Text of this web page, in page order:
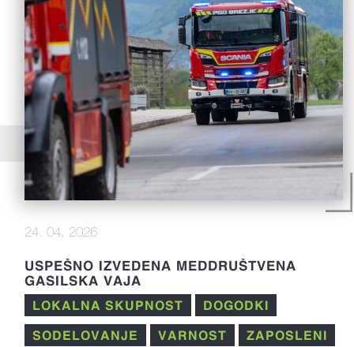
24. 04. 2026
USPEŠNO IZVEDENA MEDDRUŠTVENA
GASILSKA VAJA
LOKALNA SKUPNOST DOGODKI
SODELOVANJE VARNOST ZAPOSLENI